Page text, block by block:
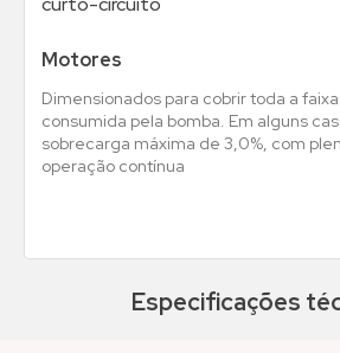
Motores
Dimensionados para cobrir toda a
consumida pela bomba. Em alguns
sobrecarga máxima de 3,0%, com
operação contínua
Especificações